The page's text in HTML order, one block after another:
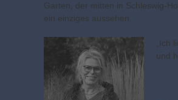
Garten, der mitten in Schleswig-
ein einziges aussehen.
„Ich
und